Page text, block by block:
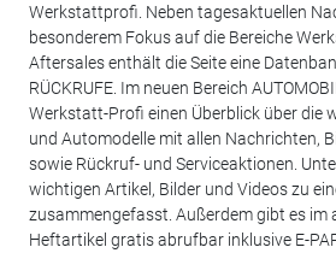
Werkstattprofi. Neben tagesaktuellen
besonderem Fokus auf die Bereiche
Aftersales enthält die Seite eine
RÜCKRUFE. Im neuen Bereich
Werkstatt-Profi einen Überblick über die
und Automodelle mit allen Nachrichten,
sowie Rückruf- und Serviceaktionen.
wichtigen Artikel, Bilder und Videos zu
zusammengefasst. Außerdem gibt es im
Heftartikel gratis abrufbar inklusive E-